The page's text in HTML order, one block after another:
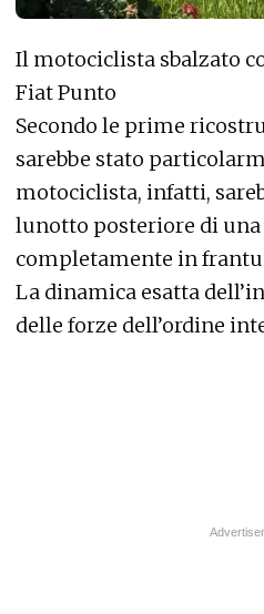
Il motociclista sbalzato
Fiat Punto
Secondo le prime
sarebbe stato
motociclista, infatti,
lunotto posteriore di
completamente in
La dinamica esatta
delle forze dell’ordine